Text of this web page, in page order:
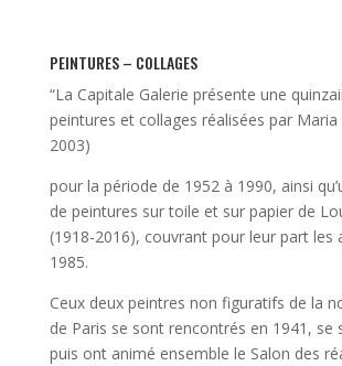
PEINTURES – COLLAGES
“La Capitale Galerie présente une
peintures et collages réalisées par
2003)
pour la période de 1952 à 1990, ainsi
de peintures sur toile et sur papier de
(1918-2016), couvrant pour leur part les
1985.
Ceux deux peintres non figuratifs de la
de Paris se sont rencontrés en 1941, se
puis ont animé ensemble le Salon des